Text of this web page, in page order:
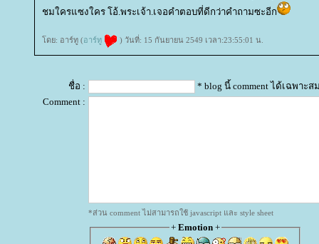
ชมใครแซงใคร โอ้.พระเจ้า.เจอคำตอบที่ดีกว่าคำถามซะอีก
ดย: อาร์ทู (อาร์ทู ) วันที่: 15 กันยายน 2549 เวลา:23:55:01 น.
ชื่อ :
* blog นี้ comment ได้เฉพาะส
Comment :
*ส่วน comment ไม่สามารถใช้ javascript และ style sheet
+ Emotion+